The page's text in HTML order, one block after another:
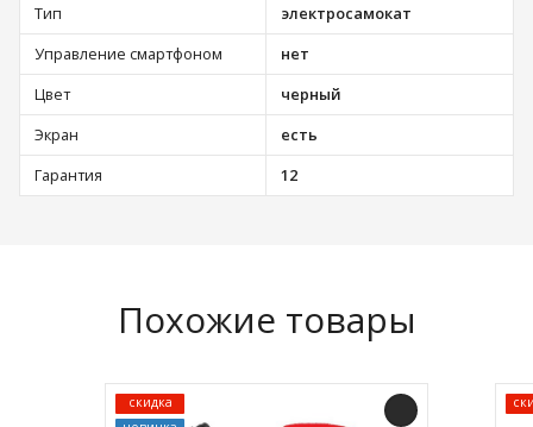
Тип
электросамокат
Управление смартфоном
нет
Цвет
черный
Экран
есть
Гарантия
12
Похожие товары
скидка